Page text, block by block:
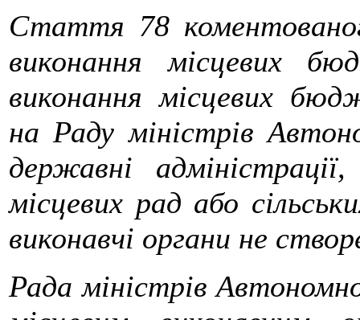
Стаття 78
виконання місцевих
виконання місцевих
на Раду міністрів
державні
місцевих рад або
виконавчі органи не
Рада міністрів